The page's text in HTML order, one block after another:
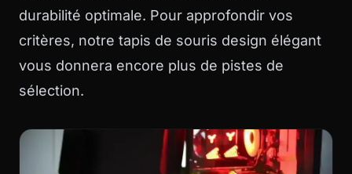
durabilité optimale. Pour approfondir vos
critères, notre tapis de souris design élégant
vous donnera encore plus de pistes de
sélection.